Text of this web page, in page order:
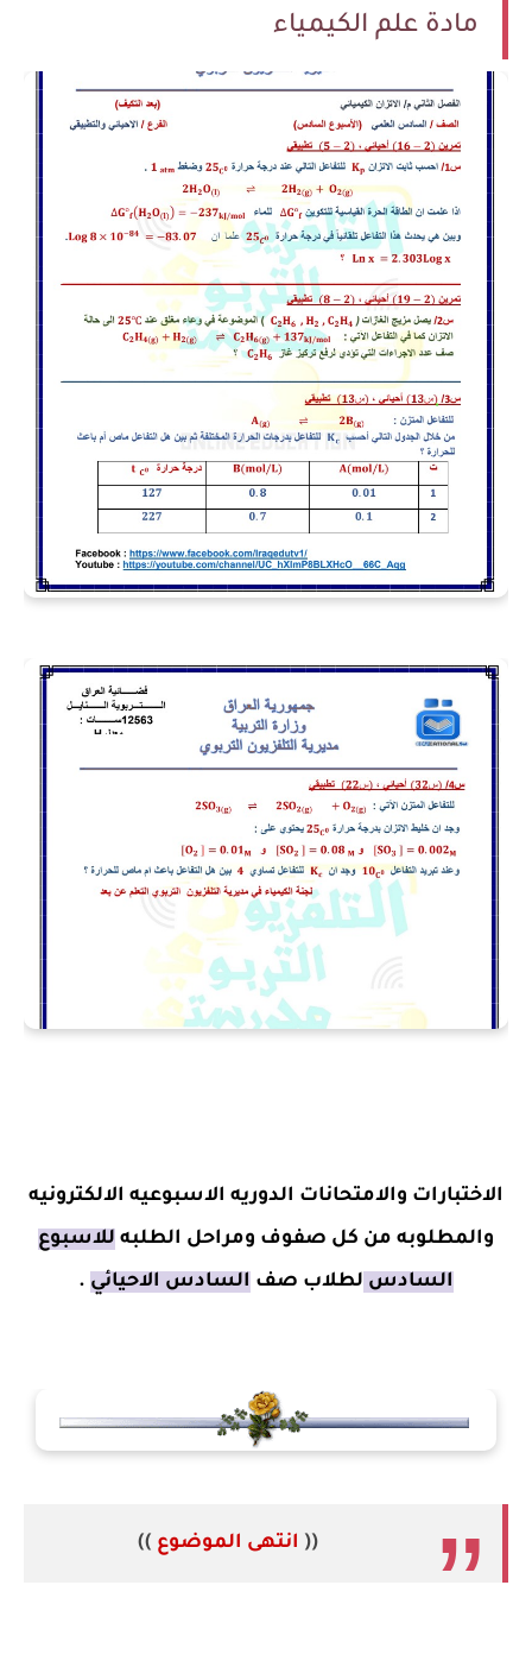
مادة علم الكيمياء
الاختبارات والامتحانات الدوريه الاسبوعيه الالكترونيه
والمطلوبه من كل صفوف ومراحل الطلبه للاسبوع
السادس لطلاب صف السادس الاحيائي .
(( انتهى الموضوع ))